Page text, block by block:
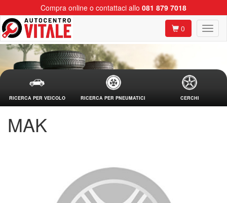
Compra online o contattaci allo 081 879 7018
0
RICERCA PER VEICOLO RICERCA PER PNEUMATICI CERCHI
MAK